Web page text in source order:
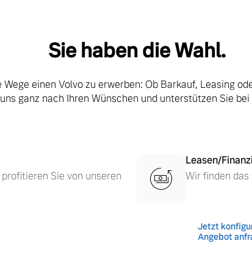
Sie haben die Wahl.
Wege einen Volvo zu erwerben: Ob Barkauf, Leasing
ganz nach Ihren Wünschen und unterstützen Sie bei
Sie von unseren
Leasen/
Wir finden
Jetzt
Angebot